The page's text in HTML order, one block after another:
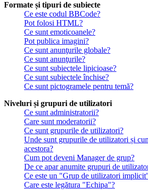
Formate și tipuri de subiecte
Ce este codul BBCode?
Pot folosi HTML?
Ce sunt emoticoanele?
Pot publica imagini?
Ce sunt anunţurile globale?
Ce sunt anunţurile?
Ce sunt subiectele lipicioase?
Ce sunt subiectele închise?
Ce sunt pictogramele pentru temă?
Niveluri și grupuri de utilizatori
Ce sunt administratorii?
Care sunt moderatorii?
Ce sunt grupurile de utilizatori?
Unde sunt grupurile de utilizatori și
acestora?
Cum pot deveni Manager de grup?
De ce apar anumite grupuri de
Ce este un "Grup de utilizatori
Care este legătura "Echipa"?